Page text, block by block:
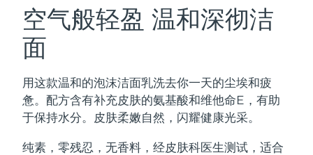
空气般轻盈 温和深彻洁
面
用这款温和的泡沫洁面乳洗去你一天的尘埃和疲
惫。配方含有补充皮肤的氨基酸和维他命E，有助
于保持水分。皮肤柔嫩自然，闪耀健康光采。
纯素，零残忍，无香料，经皮肤科医生测试，适合